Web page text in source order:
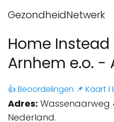
GezondheidNetwerk
Home
Arnhem e.o. -
👍 Beoordelingen 📌 Kaart
Adres: Wassenaarweg
Nederland.